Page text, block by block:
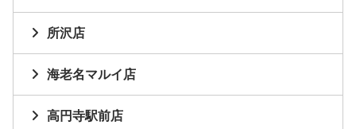
所沢店
海老名マルイ店
高円寺駅前店